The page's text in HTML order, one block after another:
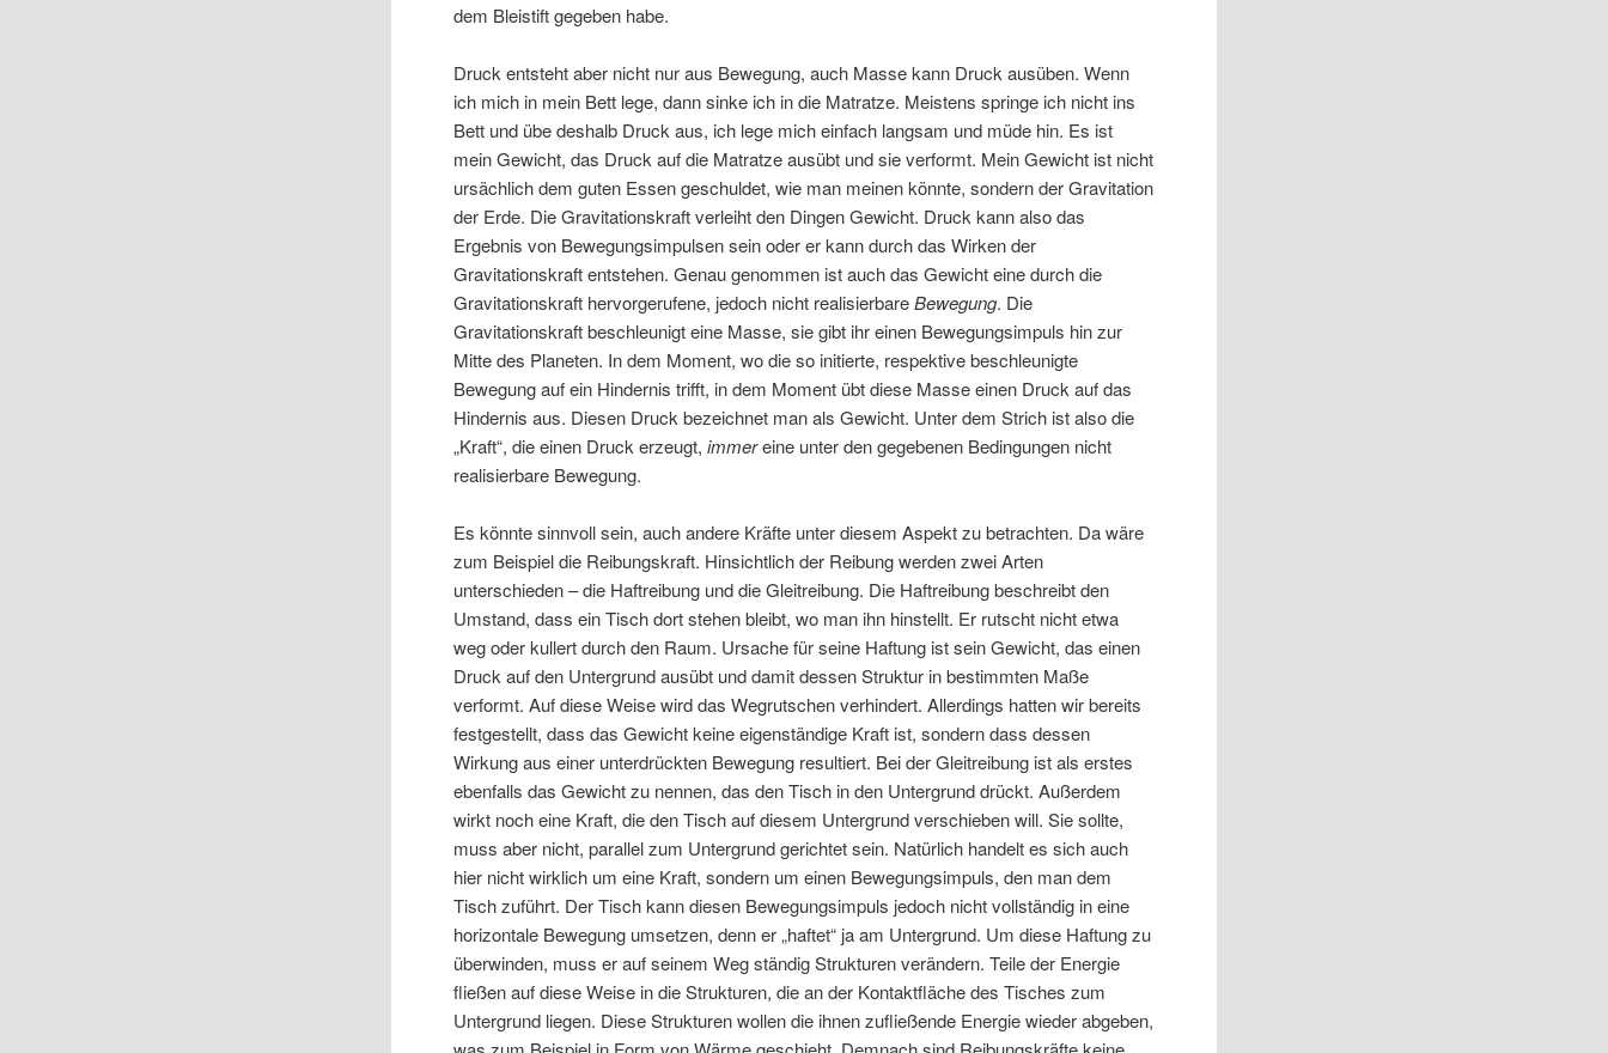
dem Bleistift gegeben habe.
Druck entsteht aber nicht nur aus Bewegung, auch Masse kann Druck ausüben. Wenn
ich mich in mein Bett lege, dann sinke ich in die Matratze. Meistens springe ich nicht ins
Bett und übe deshalb Druck aus, ich lege mich einfach langsam und müde hin. Es ist
mein Gewicht, das Druck auf die Matratze ausübt und sie verformt. Mein Gewicht ist nicht
ursächlich dem guten Essen geschuldet, wie man meinen könnte, sondern der Gravitation
der Erde. Die Gravitationskraft verleiht den Dingen Gewicht. Druck kann also das
Ergebnis von Bewegungsimpulsen sein oder er kann durch das Wirken der
Gravitationskraft entstehen. Genau genommen ist auch das Gewicht eine durch die
Gravitationskraft hervorgerufene, jedoch nicht realisierbareBewegung. Die
Gravitationskraft beschleunigt eine Masse, sie gibt ihr einen Bewegungsimpuls hin zur
Mitte des Planeten. In dem Moment, wo die so initierte, respektive beschleunigte
Bewegung auf ein Hindernis trifft, in dem Moment übt diese Masse einen Druck auf das
Hindernis aus. Diesen Druck bezeichnet man als Gewicht. Unter dem Strich ist also die
„Kraft“, die einen Druck erzeugt,immereine unter den gegebenen Bedingungen nicht
realisierbare Bewegung.
Es könnte sinnvoll sein, auch andere Kräfte unter diesem Aspekt zu betrachten. Da wäre
zum Beispiel die Reibungskraft. Hinsichtlich der Reibung werden zwei Arten
unterschieden – die Haftreibung und die Gleitreibung. Die Haftreibung beschreibt den
Umstand, dass ein Tisch dort stehen bleibt, wo man ihn hinstellt. Er rutscht nicht etwa
weg oder kullert durch den Raum. Ursache für seine Haftung ist sein Gewicht, das einen
Druck auf den Untergrund ausübt und damit dessen Struktur in bestimmten Maße
verformt. Auf diese Weise wird das Wegrutschen verhindert. Allerdings hatten wir bereits
festgestellt, dass das Gewicht keine eigenständige Kraft ist, sondern dass dessen
Wirkung aus einer unterdrückten Bewegung resultiert. Bei der Gleitreibung ist als erstes
ebenfalls das Gewicht zu nennen, das den Tisch in den Untergrund drückt. Außerdem
wirkt noch eine Kraft, die den Tisch auf diesem Untergrund verschieben will. Sie sollte,
muss aber nicht, parallel zum Untergrund gerichtet sein. Natürlich handelt es sich auch
hier nicht wirklich um eine Kraft, sondern um einen Bewegungsimpuls, den man dem
Tisch zuführt. Der Tisch kann diesen Bewegungsimpuls jedoch nicht vollständig in eine
horizontale Bewegung umsetzen, denn er „haftet“ ja am Untergrund. Um diese Haftung zu
überwinden, muss er auf seinem Weg ständig Strukturen verändern. Teile der Energie
fließen auf diese Weise in die Strukturen, die an der Kontaktfläche des Tisches zum
Untergrund liegen. Diese Strukturen wollen die ihnen zufließende Energie wieder abgeben,